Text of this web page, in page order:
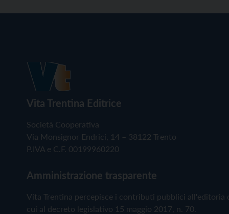
Vita Trentina Editrice
Società Cooperativa
Via Monsignor Endrici, 14 – 38122 Trento
P.IVA e C.F. 00199960220
Amministrazione trasparente
Vita Trentina percepisce i contributi pubblici all'editoria
cui al decreto legislativo 15 maggio 2017, n. 70.